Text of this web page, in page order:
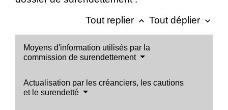
Tout replier keyboard_arrow_up Tout déplier keyboard_arrow_down
Moyens d'information utilisés par la
commission de surendettement
Actualisation par les créanciers, les cautions
et le surendetté